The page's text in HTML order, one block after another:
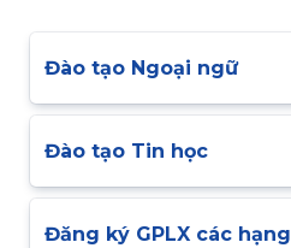
Đào tạo Ngoại ngữ
Đào tạo Tin học
Đăng ký GPLX các hạng